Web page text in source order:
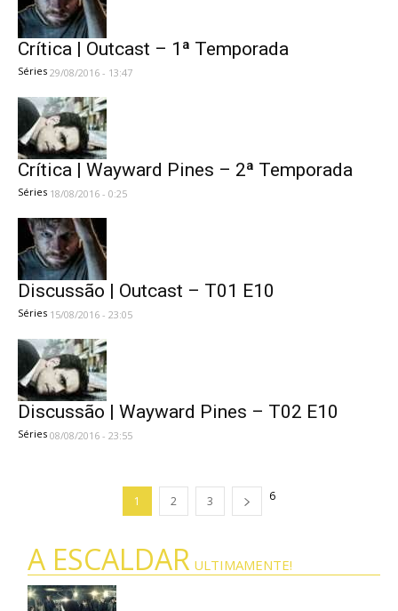
Crítica | Outcast – 1ª Temporada
Séries 29/08/2016 - 13:47
Crítica | Wayward Pines – 2ª Temporada
Séries 18/08/2016 - 0:25
Discussão | Outcast – T01 E10
Séries 15/08/2016 - 23:05
Discussão | Wayward Pines – T02 E10
Séries 08/08/2016 - 23:55
1 2 3 6
A ESCALDAR ULTIMAMENTE!